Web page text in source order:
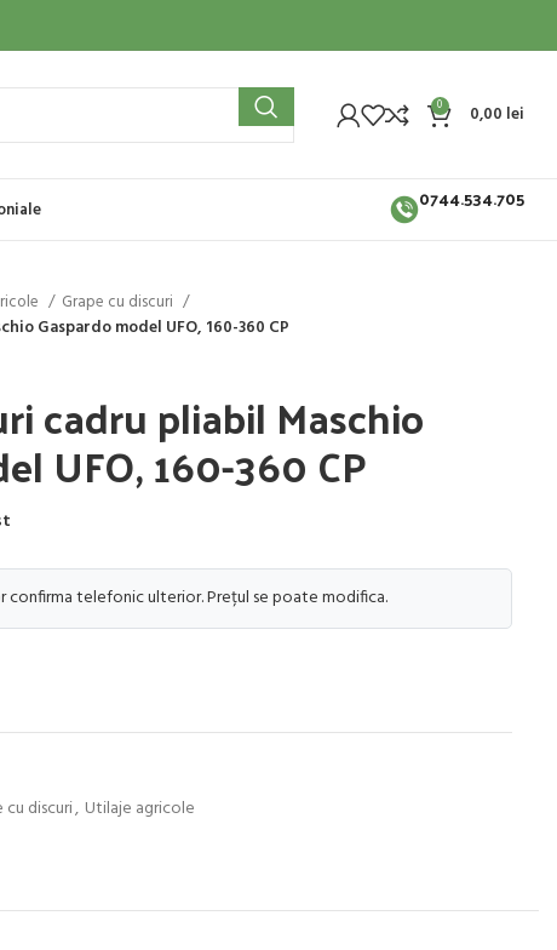
0 0,00 lei
0744.534.705
Grape cu discuri
Gaspardo model UFO, 160-360 CP
cadru pliabil Maschio
UFO, 160-360 CP
confirma telefonic ulterior. Prețul se poate modifica.
cu discuri, Utilaje agricole